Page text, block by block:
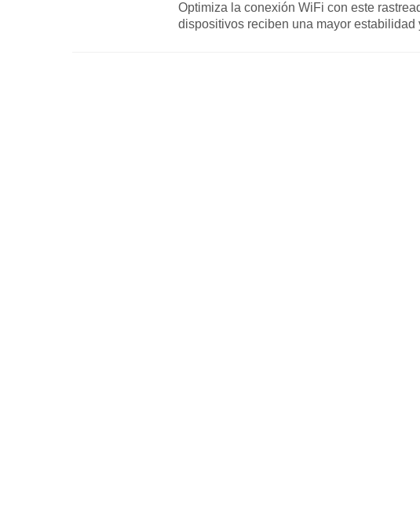
Optimiza la conexión WiFi con este
dispositivos reciben una mayor